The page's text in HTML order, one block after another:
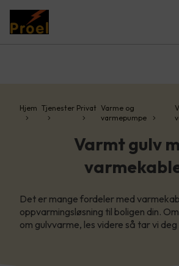
Hjem Tjenester Privat Varme og
varmepumpe
Varmt gulv
Det er mange fordeler med
oppvarmingsløsning til boligen din.
om gulvvarme, les videre så tar vi